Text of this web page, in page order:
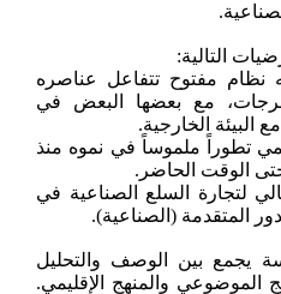
التالية:
نظام مفتوح تتفاعل عناصره
مع بعضها البعض في
البيئة الخارجية.
تطوراً ملموساً في نموه منذ
الوقت الحاضر.
لتجارة السلع الصناعية في
المتقدمة (الصناعية).
يجمع بين الوصف والتحليل
الموضوعي والمنهج الإقليمي.